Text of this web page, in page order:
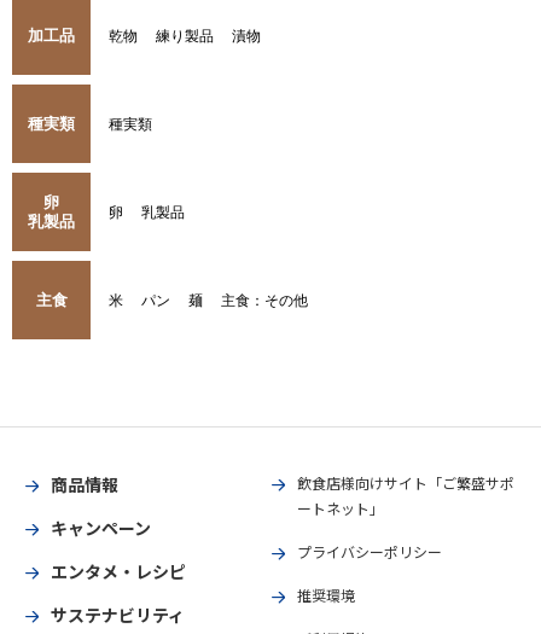
加工品 乾物 練り製品 漬物
種実類 種実類
卵
乳製品
卵 乳製品
主食 米 パン 麺 主食：その他
商品情報
キャンペーン
エンタメ・レシピ
サステナビリティ
飲食店様向けサイト「ご繁盛サポ
ートネット」
プライバシーポリシー
推奨環境